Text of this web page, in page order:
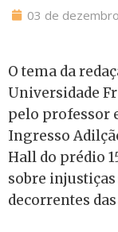
03 de
O tema da
Universidade
pelo professor
Ingresso
Hall do prédio
sobre
decorrentes